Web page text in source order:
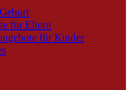
für Eltern
für Kinder